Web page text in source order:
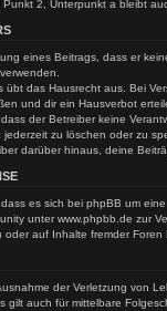
2, Unterpunkt a bleibt
eines Beitrags, dass er
übt das Hausrecht aus. Bei
und dir ein Hausverbot
der Betreiber keine
zu löschen oder zu
darüber hinaus, deine
es sich bei phpBB um eine
unter www.phpbb.de zur
auf Inhalte fremder Foren
der Verletzung von
gilt auch für mittelbare